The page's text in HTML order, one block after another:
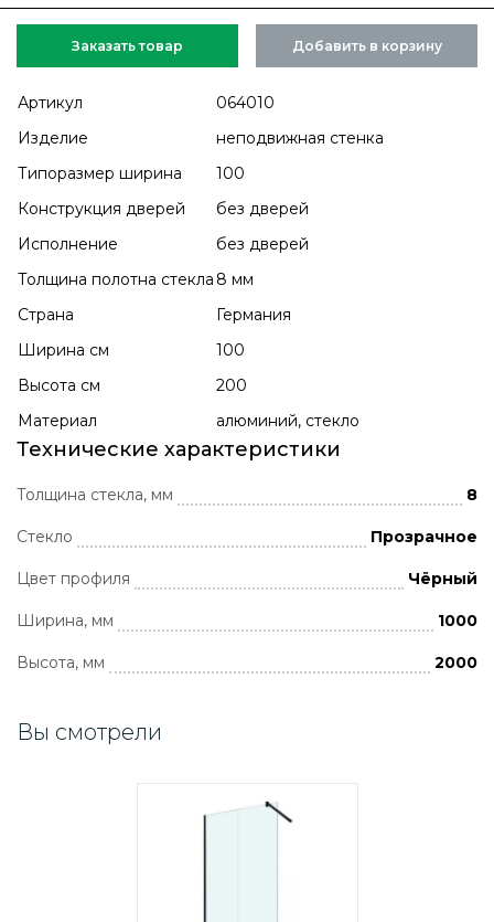
Заказать товар Добавить в корзину
Артикул
064010
Изделие
неподвижная стенка
Типоразмер ширина
100
Конструкция дверей
без дверей
Исполнение
без дверей
Толщина полотна стекла 8 мм
Страна
Германия
Ширина см
100
Высота см
200
Материал
алюминий, стекло
Технические характеристики
Толщина стекла, мм 8
Стекло Прозрачное
Цвет профиля Чёрный
Ширина, мм 1000
Высота, мм 2000
Вы смотрели